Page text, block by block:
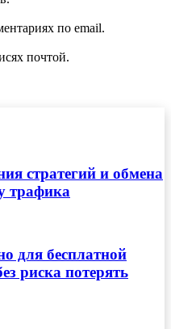
по email.
почтой.
стратегий и обмена
трафика
для бесплатной
риска потерять